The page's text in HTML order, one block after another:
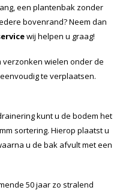
een plantenbak zonder
bovenrand? Neem dan
wij helpen u graag!
verzonken wielen onder de
te verplaatsen.
kunt u de bodem het
sortering. Hierop plaatst u
u de bak afvult met een
50 jaar zo stralend